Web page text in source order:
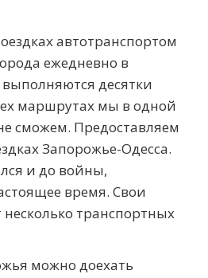
автотранспортом
ежедневно в
десятки
маршрутах мы в одной
сможем. Предоставляем
Запорожье-Одесса.
и до войны,
время. Свои
транспортных
можно доехать